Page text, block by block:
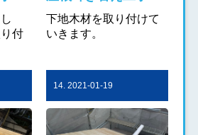
付
下地木材を取り付けて
いきます。
14. 2021-01-19